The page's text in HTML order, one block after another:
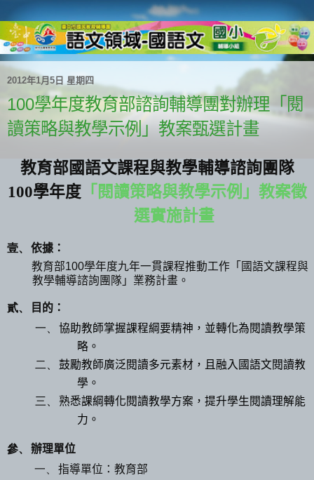
2012年1月5日 星期四
100學年度教育部諮詢輔導團對辦理「閱
讀策略與教學示例」教案甄選計畫
教育部國語文課程與教學輔導諮詢團隊
100學年度「閱讀策略與教學示例」教案徵
選實施計畫
壹、
依據：
教育部100學年度九年一貫課程推動工作「國語文課程與
教學輔導諮詢團隊」業務計畫。
貳、
目的：
一、
協助教師掌握課程綱要精神，並轉化為閱讀教學策
略 。
二、
鼓勵教師廣泛閱讀多元素材，且融入國語文閱讀教
學。
三、
熟悉課綱轉化閱讀教學方案，提升學生閱讀理解能
力。
參、
辦理單位
一、
指導單位：教育部